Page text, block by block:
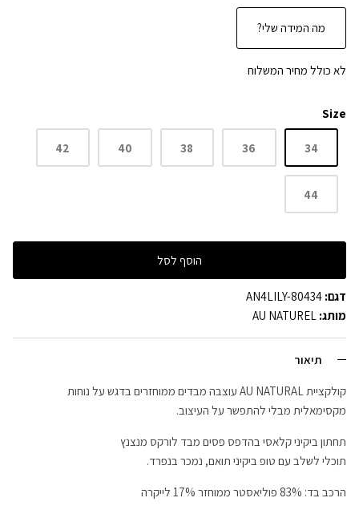
מה המידה שלי?
לא כולל מחיר המשלוח
Size
34
36
38
40
42
44
הוסף לסל
דגם: AN4LILY-80434
מותג: AU NATUREL
תיאור
קולקציית AU NATURAL עוצבה מבדים ממוחזרים בדגש על נוחות
מקסימאלית מבלי להתפשר על העיצוב.
תחתון ביקיני קלאסי בהדפס פסים מבד לורקס מנצנץ
תוכלי לשלב עם טופ ביקיני תואם, נמכר בנפרד.
הרכב בד: 83% פוליאסטר ממוחזר 17% לייקרה